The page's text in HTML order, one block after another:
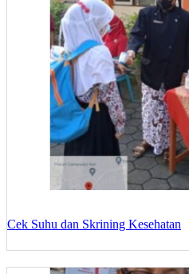
Cek Suhu dan Skrining Kesehatan